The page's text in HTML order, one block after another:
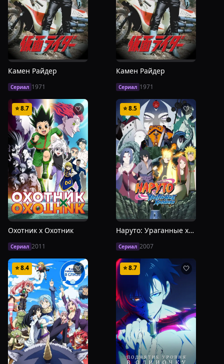
Камен Райдер
Сериал 1971
Камен Райдер
Сериал 1971
⭐8.7 🤍
Охотник х Охотник
Сериал 2011
⭐8.5 🤍
Наруто: Ураганные хроники
Сериал 2007
⭐8.4 🤍 ⭐8.7 🤍